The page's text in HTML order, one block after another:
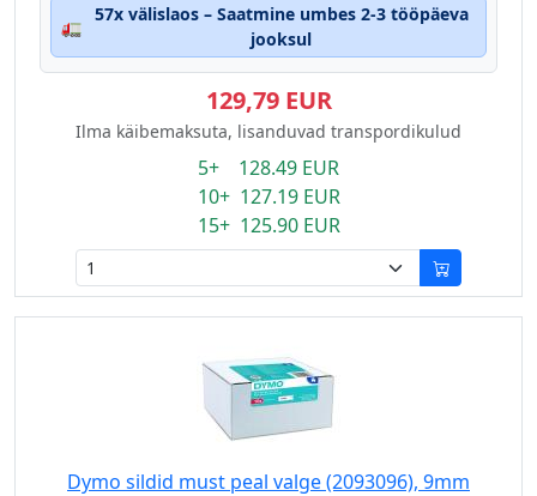
🚛
57x välislaos – Saatmine umbes 2-3 tööpäeva
jooksul
129,79 EUR
Ilma käibemaksuta, lisanduvad transpordikulud
5+ 128.49 EUR
10+ 127.19 EUR
15+ 125.90 EUR
Dymo sildid must peal valge (2093096), 9mm